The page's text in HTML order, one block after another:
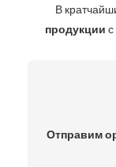
В
продукции
Отправим